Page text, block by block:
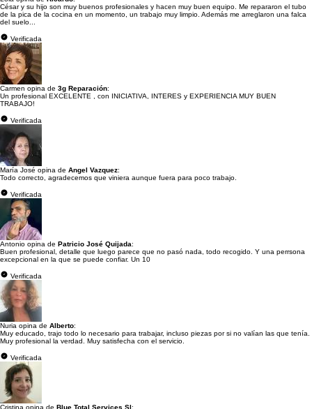
César y su hijo son muy buenos profesionales y hacen muy buen equipo. Me repararon el tubo
de la pica de la cocina en un momento, un trabajo muy limpio. Además me arreglaron una falca
del suelo...
Verificada
Carmen opina de 3g Reparación:
Un profesional EXCELENTE , con INICIATIVA, INTERES y EXPERIENCIA MUY BUEN
TRABAJO!
Verificada
María José opina de Angel Vazquez:
Todo correcto, agradecemos que viniera aunque fuera para poco trabajo.
Verificada
Antonio opina de Patricio José Quijada:
Buen profesional, detalle que luego parece que no pasó nada, todo recogido. Y una perrsona
excepcional en la que se puede confiar. Un 10
Verificada
Nuria opina de Alberto:
Muy educado, trajo todo lo necesario para trabajar, incluso piezas por si no valían las que tenía.
Muy profesional la verdad. Muy satisfecha con el servicio.
Verificada
Cristina opina de Blue Total Services Sl: